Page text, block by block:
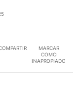
MARCAR
COMO
INAPROPIADO